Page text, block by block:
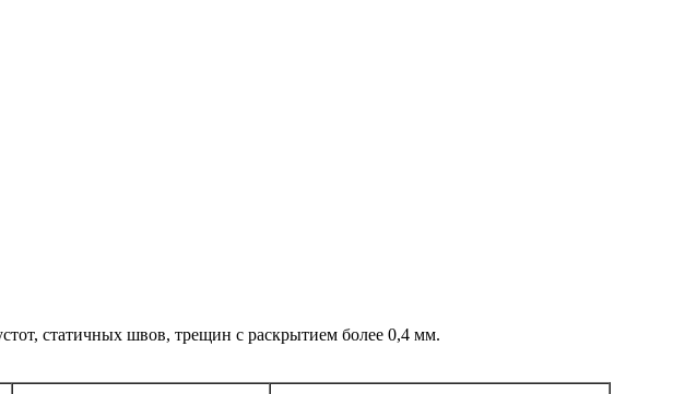
статичных швов, трещин с раскрытием более 0,4 мм.